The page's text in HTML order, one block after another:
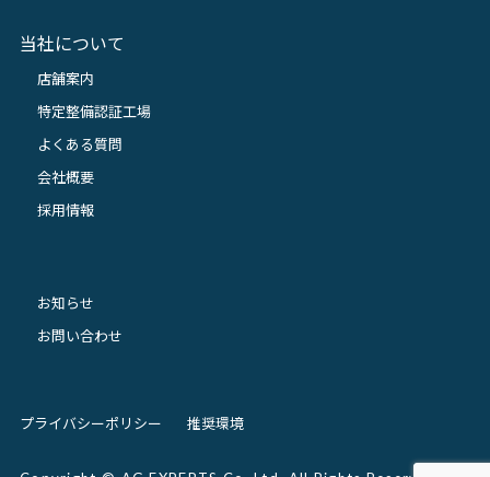
当社について
店舗案内
特定整備認証工場
よくある質問
会社概要
採用情報
お知らせ
お問い合わせ
プライバシーポリシー 推奨環境